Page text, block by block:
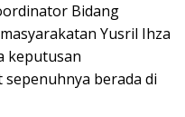
Bidang
Yusril Ihza
keputusan
berada di